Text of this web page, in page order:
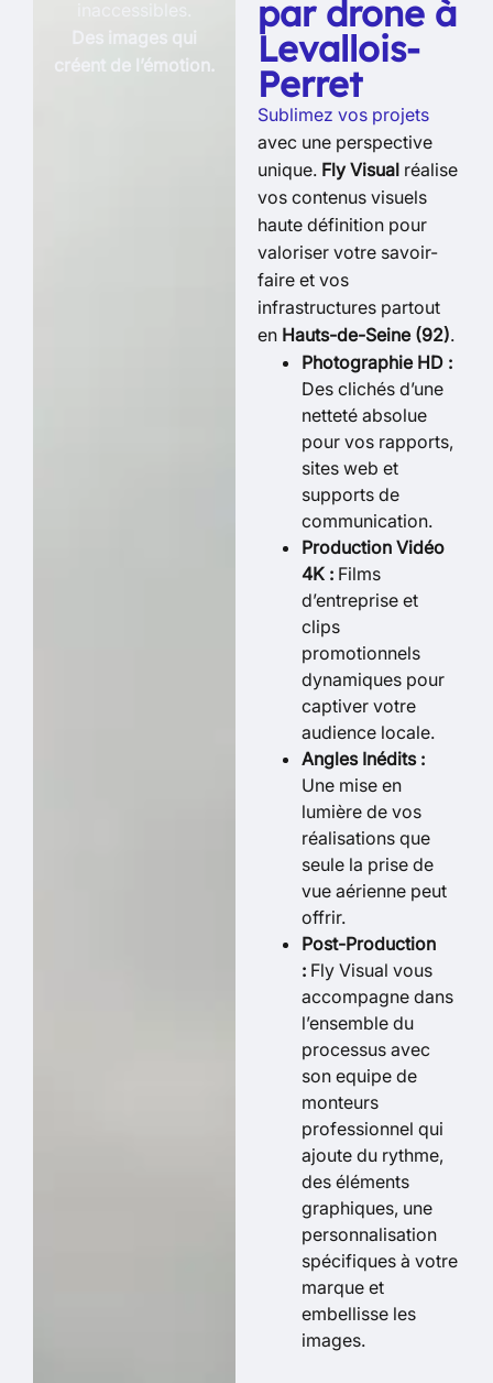
Des images qui
créent de l’émotion.
par drone à
Levallois-
Perret
Sublimez vos projets
avec une perspective
unique. Fly Visual réalise
vos contenus visuels
haute définition pour
valoriser votre savoir-
faire et vos
infrastructures partout
en Hauts-de-Seine (92).
Photographie HD :
Des clichés d’une
netteté absolue
pour vos rapports,
sites web et
supports de
communication.
Production Vidéo
4K : Films
d’entreprise et
clips
promotionnels
dynamiques pour
captiver votre
audience locale.
Angles Inédits :
Une mise en
lumière de vos
réalisations que
seule la prise de
vue aérienne peut
offrir.
Post-Production
: Fly Visual vous
accompagne dans
l’ensemble du
processus avec
son equipe de
monteurs
professionnel qui
ajoute du rythme,
des éléments
graphiques, une
personnalisation
spécifiques à votre
marque et
embellisse les
images.